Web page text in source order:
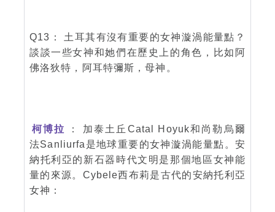
Q13： 土耳其有沒有重要的女神漩渦能量點？
談談一些女神和她們在歷史上的角色，比如阿
佛洛狄特，阿耳特彌斯，母神。
柯博拉
： 加泰土丘Catal Hoyuk和尚勒烏爾
法Sanliurfa是地球重要的女神漩渦能量點。安
納托利亞的新石器時代文明是那個地區女神能
量的來源。Cybele西布莉是古代的安納托利亞
女神：